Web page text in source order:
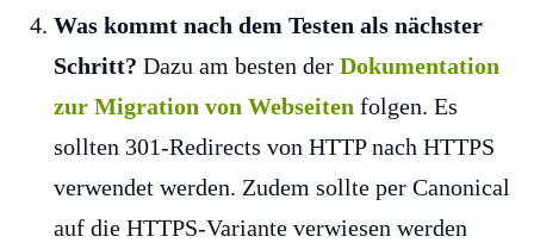
Was kommt nach dem Testen als nächster
Schritt? Dazu am besten der Dokumentation
zur Migration von Webseiten folgen. Es
sollten 301-Redirects von HTTP nach HTTPS
verwendet werden. Zudem sollte per Canonical
auf die HTTPS-Variante verwiesen werden